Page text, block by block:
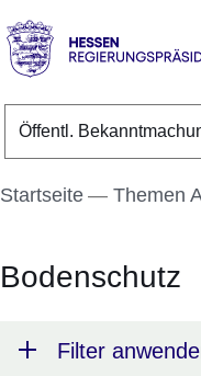
Direkt zum
Direkt zum
Direkt zum
RP
Öffentl.
Startseite Themen
Bodenschutz
Filter